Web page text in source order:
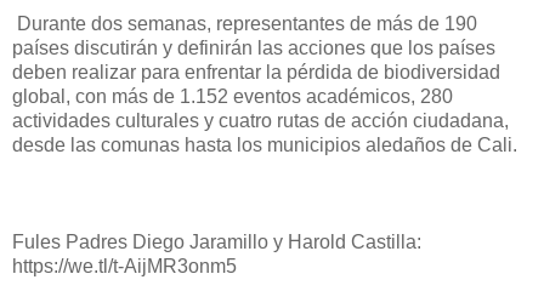
Durante dos semanas, representantes de más de 190
países discutirán y definirán las acciones que los países
deben realizar para enfrentar la pérdida de biodiversidad
global, con más de 1.152 eventos académicos, 280
actividades culturales y cuatro rutas de acción ciudadana,
desde las comunas hasta los municipios aledaños de Cali.
Fules Padres Diego Jaramillo y Harold Castilla:
https://we.tl/t-AijMR3onm5